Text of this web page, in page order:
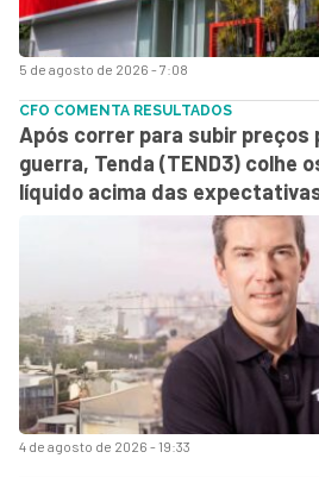
5 de agosto de 2026 - 7:08
4 de agosto de 2026 - 19:33
CFO COMENTA RESULTADOS
Após correr para subir preços
guerra, Tenda (TEND3) colhe
líquido acima das